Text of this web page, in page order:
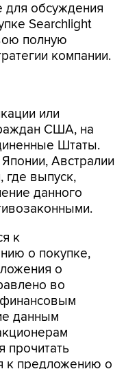
для обсуждения
Searchlight
полную
компании.
или
США, на
Штаты.
Австралии
где выпуск,
данного
к
о покупке,
о
во
данным
прочитать
к предложению о